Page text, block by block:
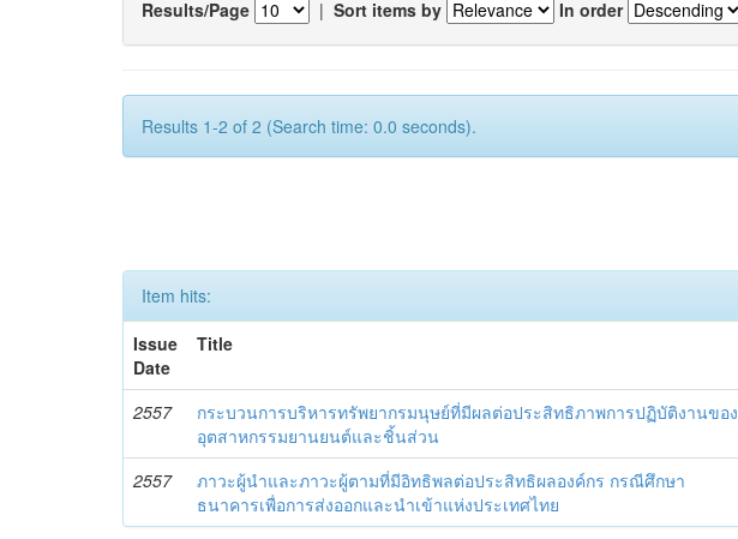
Results/Page | Sort items by In order
Results 1-2 of 2 (Search time: 0.0 seconds).
Item hits:
Issue
Date
Title
2557
กระบวนการบริหารทรัพยากรมนุษย์ที่มีผลต่อประสิทธิภาพการปฏิบัติงานของ
อุตสาหกรรมยานยนต์และชิ้นส่วน
2557
ภาวะผู้นำและภาวะผู้ตามที่มีอิทธิพลต่อประสิทธิผลองค์กร กรณีศึกษา
ธนาคารเพื่อการส่งออกและนำเข้าแห่งประเทศไทย